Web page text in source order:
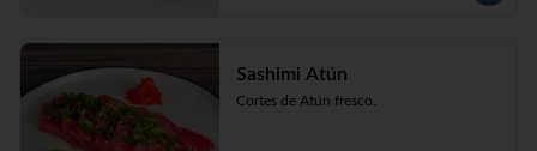
Sashimi Atún
Cortes de Atún fresco.